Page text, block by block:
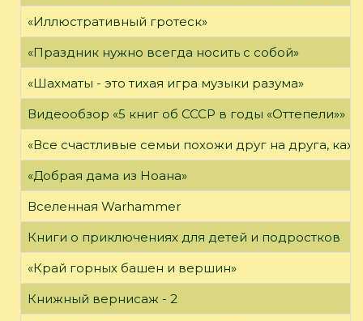
«Иллюстративный гротеск»
«Праздник нужно всегда носить с собой»
«Шахматы - это тихая игра музыки разума»
Видеообзор «5 книг об СССР в годы «Оттепели»»
«Все счастливые семьи похожи друг на друга,
«Добрая дама из Ноана»
Вселенная Warhammer
Книги о приключениях для детей и подростков
«Край горных башен и вершин»
Книжный вернисаж - 2